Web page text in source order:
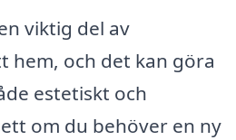
viktig del av
hem, och det kan göra
estetiskt och
om du behöver en ny